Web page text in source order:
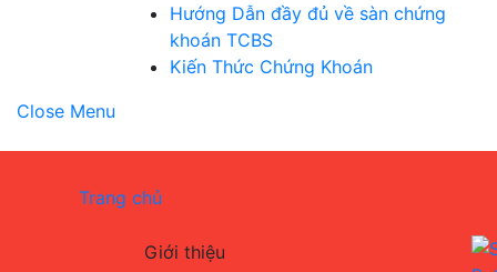
Hướng Dẫn đầy đủ về sàn chứng
khoán TCBS
Kiến Thức Chứng Khoán
Close Menu
Trang chủ
Giới thiệu